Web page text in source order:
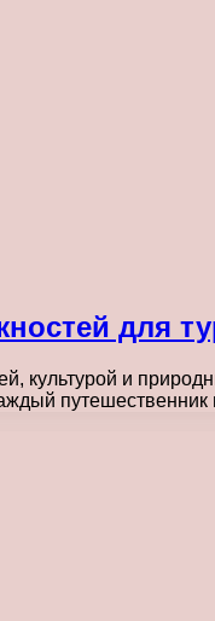
для
культурой и
путешественник